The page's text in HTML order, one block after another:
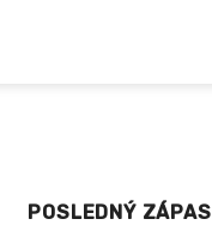
POSLEDNÝ ZÁPAS